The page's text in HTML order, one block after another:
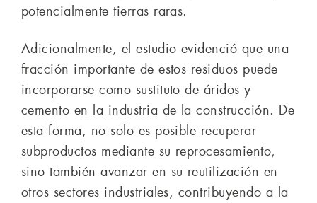
potencialmente tierras raras.
Adicionalmente, el estudio evidenció que una
fracción importante de estos residuos puede
incorporarse como sustituto de áridos y
cemento en la industria de la construcción. De
esta forma, no solo es posible recuperar
subproductos mediante su reprocesamiento,
sino también avanzar en su reutilización en
otros sectores industriales, contribuyendo a la